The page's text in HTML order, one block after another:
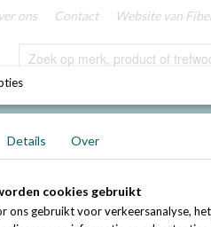
ons Contact Website van
voor kleine luchtstromen tot
Details Over
cookies gebruikt
ons gebruikt voor verkeersanalyse,